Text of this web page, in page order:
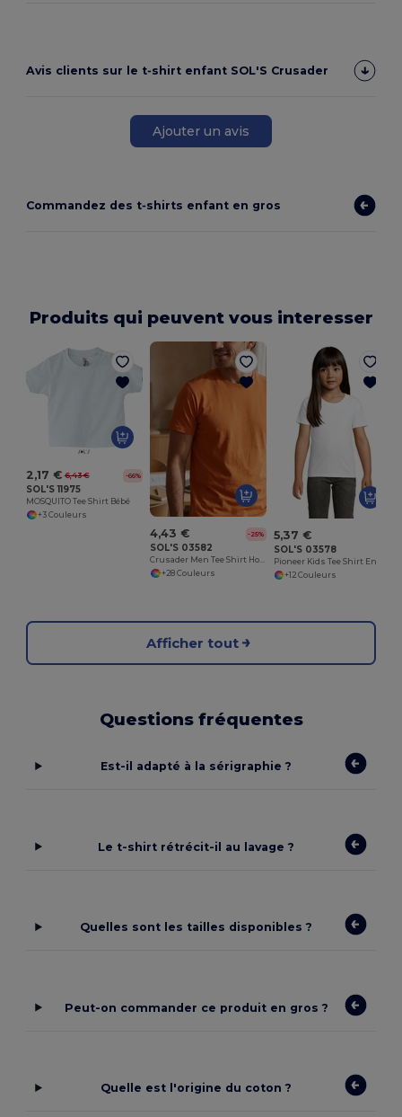
Avis clients sur le t‑shirt enfant SOL'S Crusader
Ajouter un avis
Commandez des t‑shirts enfant en gros
Produits qui peuvent vous interesser
2,17 € 6,43 € -66%
SOL'S 11975
MOSQUITO Tee Shirt Bébé
+3 Couleurs
4,43 € -25%
SOL'S 03582
Crusader Men Tee Shirt Homme Jersey Col Rond Ajusté
+28 Couleurs
5,37 €
SOL'S 03578
+12 Couleurs
Afficher tout
Questions fréquentes
Est-il adapté à la sérigraphie ?
Le t-shirt rétrécit-il au lavage ?
Quelles sont les tailles disponibles ?
Peut-on commander ce produit en gros ?
Quelle est l'origine du coton ?